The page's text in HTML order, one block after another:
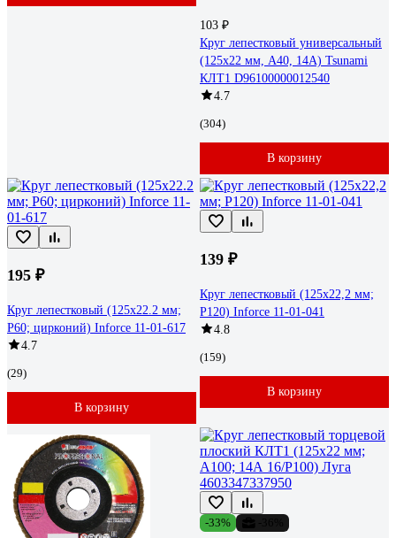
103 ₽
Круг лепестковый универсальный
(125х22 мм, А40, 14А) Tsunami
КЛТ1 D96100000012540
4.7
(304)
В корзину
195 ₽
Круг лепестковый (125x22.2 мм;
P60; цирконий) Inforce 11-01-617
4.7
(29)
В корзину
139 ₽
Круг лепестковый (125х22,2 мм;
P120) Inforce 11-01-041
4.8
(159)
В корзину
-33%